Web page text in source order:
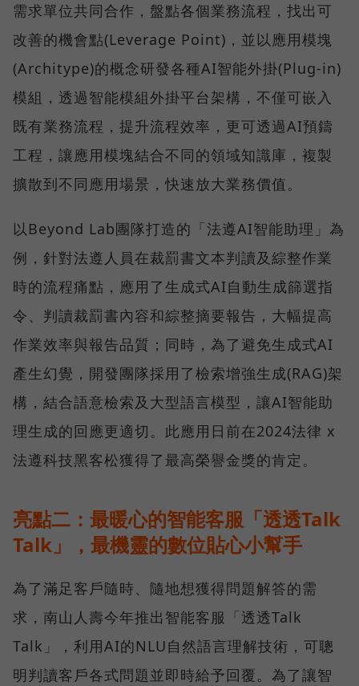
需求單位共同合作，盤點各個業務流程，找出可
改善的機會點(Leverage Point)，並以應用模塊
(Architype)的概念研發各種AI智能外掛(Plug-in)
模組，透過智能模組外掛平台架構，不僅可嵌入
既有業務流程，提升流程效率，更可透過AI預鑄
工程，讓應用模塊結合不同的領域知識庫，複製
擴散到不同應用場景，快速放大業務價值。
以Beyond Lab團隊打造的「法遵AI智能助理」為
例，針對法遵人員在裁罰書文本判讀及綜整作業
時的流程痛點，應用了生成式AI自動生成篩選指
令、判讀裁罰書內容和綜整摘要報告，大幅提高
作業效率與報告品質；同時，為了避免生成式AI
產生幻覺，開發團隊採用了檢索增強生成(RAG)架
構，結合語意檢索及大型語言模型，讓AI智能助
理生成的回應更適切。此應用日前在2024法律 x
法遵科技黑客松獲得了最高榮譽金獎的肯定。
亮點二：最暖心的智能客服「透透Talk
Talk」，最機靈的數位貼心小幫手
為了滿足客戶隨時、隨地想獲得問題解答的需
求，南山人壽今年推出智能客服「透透Talk
Talk」，利用AI的NLU自然語言理解技術，可聰
明判讀客戶各式問題並即時給予回覆。為了讓智